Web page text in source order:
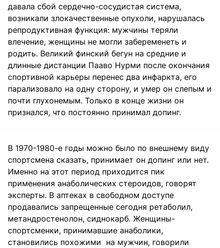
давала сбой сердечно-сосудистая система,
возникали злокачественные опухоли, нарушалась
репродуктивная функция: мужчины теряли
влечение, женщины не могли забеременеть и
родить. Великий финский бегун на средние и
длинные дистанции Пааво Нурми после окончания
спортивной карьеры перенес два инфаркта, его
парализовало на одну сторону, и умер он слепым и
почти глухонемым. Только в конце жизни он
признался, что постоянно принимал допинг.
В 1970-1980-е годы можно было по внешнему виду
спортсмена сказать, принимает он допинг или нет.
Именно на этот период приходится пик
применения анаболических стероидов, говорят
эксперты. В аптеках в свободном доступе
продавались запрещенные сегодня ретаболил,
метандростенолон, сиднокарб. Женщины-
спортсменки, принимавшие анаболики,
становились похожими на мужчин, говорили